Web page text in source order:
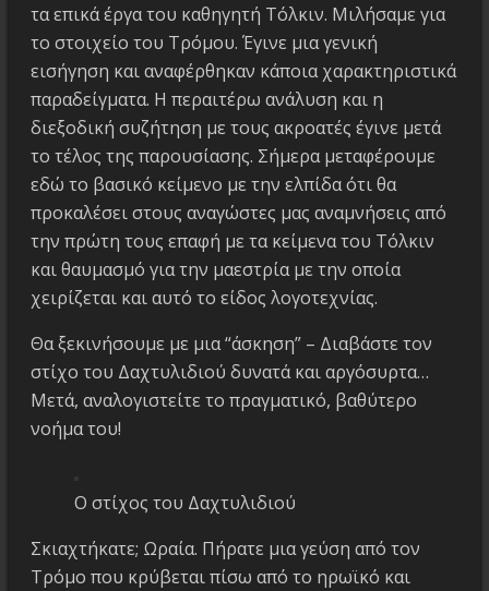
τα επικά έργα του καθηγητή Τόλκιν. Μιλήσαμε για
το στοιχείο του Τρόμου. Έγινε μια γενική
εισήγηση και αναφέρθηκαν κάποια χαρακτηριστικά
παραδείγματα. Η περαιτέρω ανάλυση και η
διεξοδική συζήτηση με τους ακροατές έγινε μετά
το τέλος της παρουσίασης. Σήμερα μεταφέρουμε
εδώ το βασικό κείμενο με την ελπίδα ότι θα
προκαλέσει στους αναγώστες μας αναμνήσεις από
την πρώτη τους επαφή με τα κείμενα του Τόλκιν
και θαυμασμό για την μαεστρία με την οποία
χειρίζεται και αυτό το είδος λογοτεχνίας.
Θα ξεκινήσουμε με μια “άσκηση” – Διαβάστε τον
στίχο του Δαχτυλιδιού δυνατά και αργόσυρτα…
Μετά, αναλογιστείτε το πραγματικό, βαθύτερο
νοήμα του!
Ο στίχος του Δαχτυλιδιού
Σκιαχτήκατε; Ωραία. Πήρατε μια γεύση από τον
Τρόμο που κρύβεται πίσω από το ηρωϊκό και